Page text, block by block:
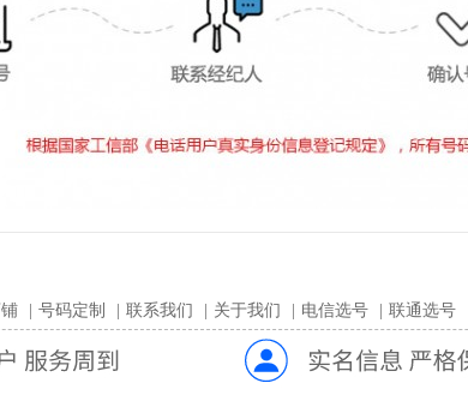
号码定制 联系我们 关于我们 电信选号 联通选号